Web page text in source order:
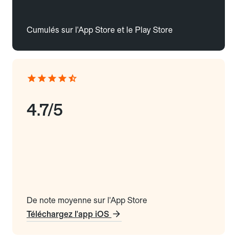
Cumulés sur l'App Store et le Play Store
4.7/5
De note moyenne sur l'App Store
Téléchargez l'app iOS